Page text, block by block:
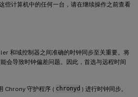
些计算机中的任何一台，请在继续操作之前查看
和域控制器之间准确的时钟同步至关重要。将
会导致时钟偏差问题。因此，首选与远程时间
Chrony 守护程序 ( chronyd ) 进行时钟同步。